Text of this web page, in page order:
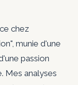
chez
munie d'une
passion
Mes analyses